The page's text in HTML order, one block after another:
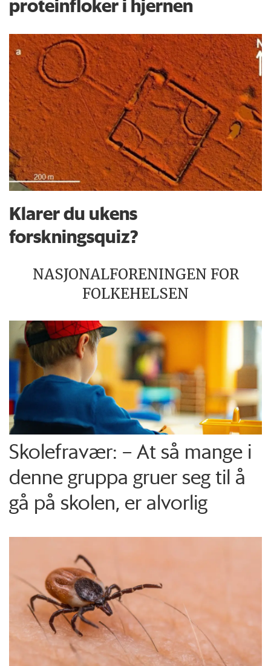
proteinfloker i hjernen
Klarer du ukens
forskningsquiz?
NASJONALFORENINGEN FOR
FOLKEHELSEN
Skolefravær: – At så mange i
denne gruppa gruer seg til å
gå på skolen, er alvorlig